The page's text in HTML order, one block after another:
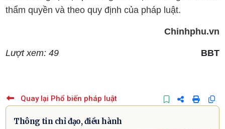
thẩm quyền và theo quy định của pháp luật.
Chinhphu.vn
Lượt xem: 49 BBT
Quay lại Phổ biến pháp luật
Thông tin chỉ đạo, điều hành